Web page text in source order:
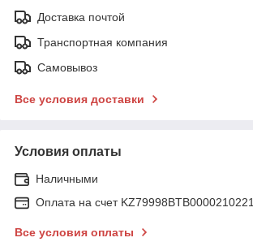
Доставка почтой
Транспортная компания
Самовывоз
Все условия доставки
Условия оплаты
Наличными
Оплата на счет KZ79998BTB0000210221
Все условия оплаты